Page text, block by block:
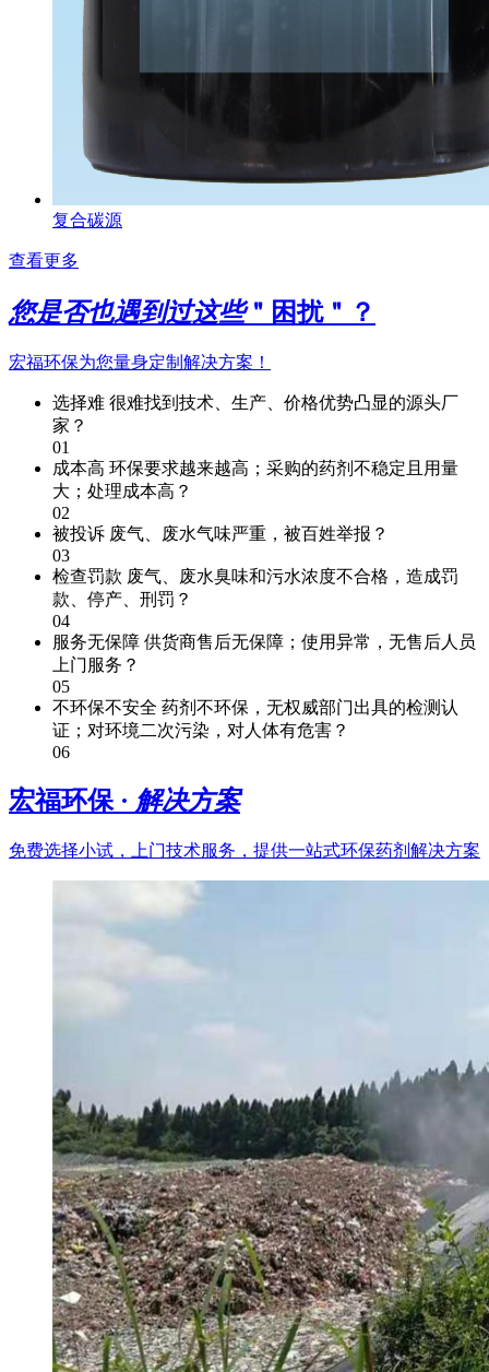
复合碳源
查看更多
您是否也遇到过这些＂困扰＂？
宏福环保为您量身定制解决方案！
选择难 很难找到技术、生产、价格优势凸显的源头厂
家？
01
成本高 环保要求越来越高；采购的药剂不稳定且用量
大；处理成本高？
02
被投诉 废气、废水气味严重，被百姓举报？
03
检查罚款 废气、废水臭味和污水浓度不合格，造成罚
款、停产、刑罚？
04
服务无保障 供货商售后无保障；使用异常，无售后人员
上门服务？
05
不环保不安全 药剂不环保，无权威部门出具的检测认
证；对环境二次污染，对人体有危害？
06
宏福环保 · 解决方案
免费选择小试，上门技术服务，提供一站式环保药剂解决方案